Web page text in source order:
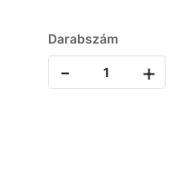
Darabszám
- +